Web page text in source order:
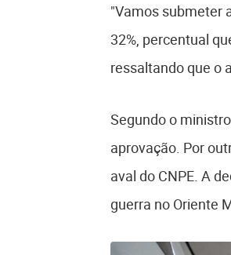
"Vamos submeter
32%, percentual
ressaltando que o
Segundo o
aprovação. Por
aval do CNPE. A
guerra no Oriente